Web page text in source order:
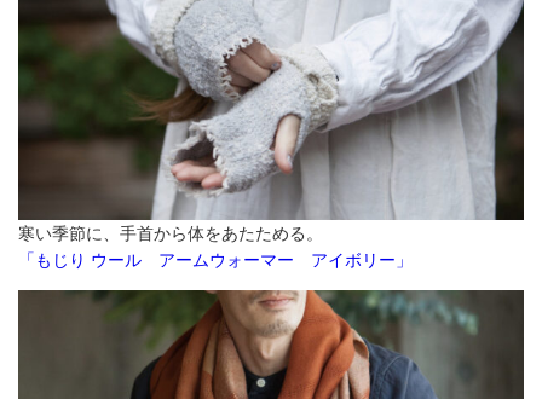
寒い季節に、手首から体をあたためる。
「もじり ウール アームウォーマー アイボリー」